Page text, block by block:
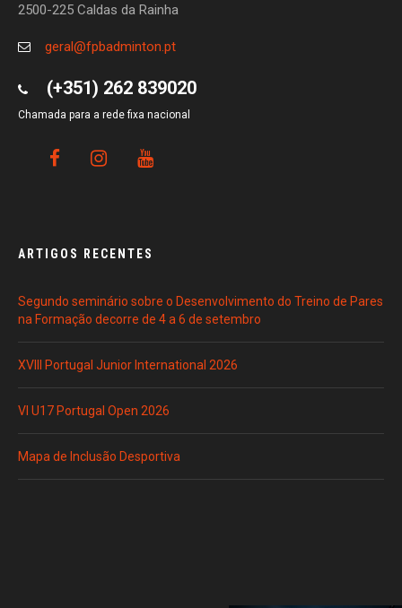
2500-225 Caldas da Rainha
geral@fpbadminton.pt
(+351) 262 839020
Chamada para a rede fixa nacional
ARTIGOS RECENTES
Segundo seminário sobre o Desenvolvimento do Treino de Pares
na Formação decorre de 4 a 6 de setembro
XVIII Portugal Junior International 2026
VI U17 Portugal Open 2026
Mapa de Inclusão Desportiva